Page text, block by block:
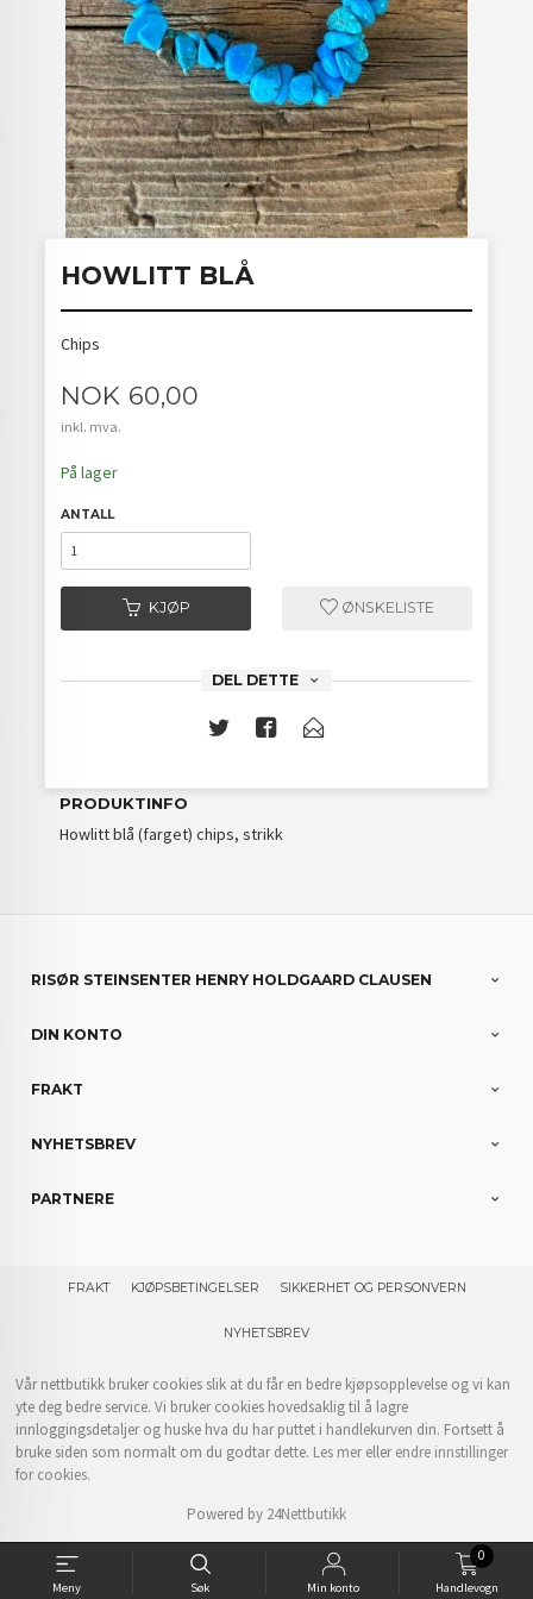
Meny Søk Min konto Handlevogn
0
HOWLITT BLÅ
Chips
Pris
NOK 60,00
inkl. mva.
På lager
ANTALL
KJØP ØNSKELISTE
DEL DETTE
PRODUKTINFO
Howlitt blå (farget) chips, strikk
RISØR STEINSENTER HENRY HOLDGAARD CLAUSEN
DIN KONTO
FRAKT
NYHETSBREV
PARTNERE
FRAKT KJØPSBETINGELSER SIKKERHET OG PERSONVERN
NYHETSBREV
Vår nettbutikk bruker cookies slik at du får en bedre kjøpsopplevelse og vi kan
yte deg bedre service. Vi bruker cookies hovedsaklig til å lagre
innloggingsdetaljer og huske hva du har puttet i handlekurven din. Fortsett å
bruke siden som normalt om du godtar dette. Les merellerendre innstillinger
for cookies.
Powered by 24Nettbutikk